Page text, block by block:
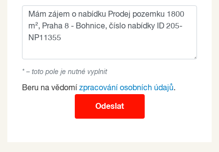
* – toto pole je nutné vyplnit
Beru na vědomí zpracování osobních údajů.
Odeslat